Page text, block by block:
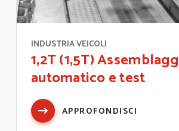
INDUSTRIA VEICOLI
1,2T (1,5T)
automatico e test
APPROFONDISCI